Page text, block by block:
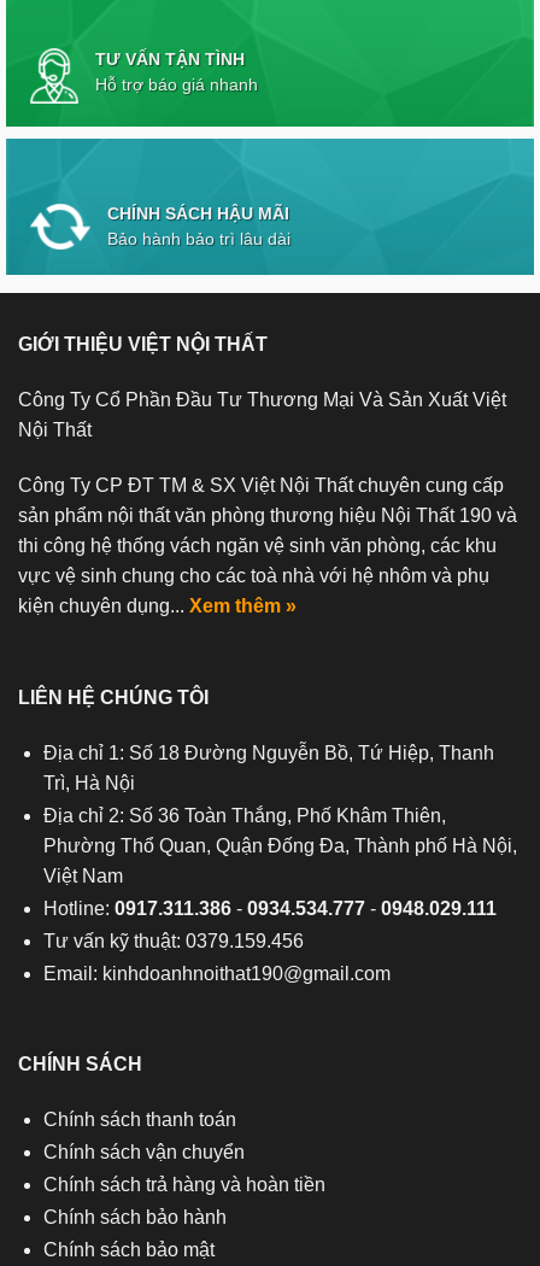
TƯ VẤN TẬN TÌNH
Hỗ trợ báo giá nhanh
CHÍNH SÁCH HẬU MÃI
Bảo hành bảo trì lâu dài
GIỚI THIỆU VIỆT NỘI THẤT
Công Ty Cổ Phần Đầu Tư Thương Mại Và Sản Xuất Việt
Nội Thất
Công Ty CP ĐT TM & SX Việt Nội Thất chuyên cung cấp
sản phẩm nội thất văn phòng thương hiệu Nội Thất 190 và
thi công hệ thống vách ngăn vệ sinh văn phòng, các khu
vực vệ sinh chung cho các toà nhà với hệ nhôm và phụ
kiện chuyên dụng... Xem thêm »
LIÊN HỆ CHÚNG TÔI
Địa chỉ 1: Số 18 Đường Nguyễn Bồ, Tứ Hiệp, Thanh
Trì, Hà Nội
Địa chỉ 2: Số 36 Toàn Thắng, Phố Khâm Thiên,
Phường Thổ Quan, Quận Đống Đa, Thành phố Hà Nội,
Việt Nam
Hotline: 0917.311.386- 0934.534.777- 0948.029.111
Tư vấn kỹ thuật: 0379.159.456
Email: kinhdoanhnoithat190@gmail.com
CHÍNH SÁCH
Chính sách thanh toán
Chính sách vận chuyển
Chính sách trả hàng và hoàn tiền
Chính sách bảo hành
Chính sách bảo mật